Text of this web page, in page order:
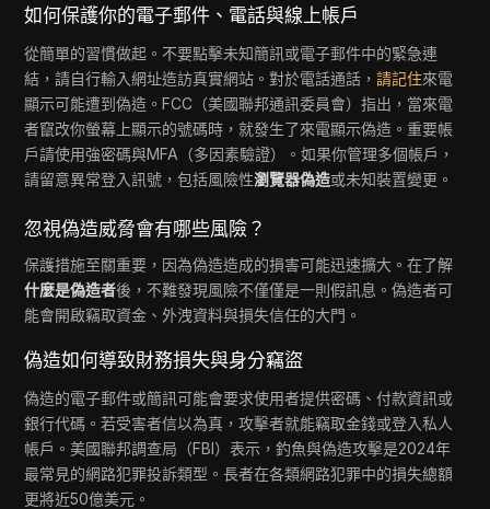
如何保護你的電子郵件、電話與線上帳戶
從簡單的習慣做起。不要點擊未知簡訊或電子郵件中的緊急連
結，請自行輸入網址造訪真實網站。對於電話通話，請記住來電
顯示可能遭到偽造。FCC（美國聯邦通訊委員會）指出，當來電
者竄改你螢幕上顯示的號碼時，就發生了來電顯示偽造。重要帳
戶請使用強密碼與MFA（多因素驗證）。如果你管理多個帳戶，
請留意異常登入訊號，包括風險性瀏覽器偽造或未知裝置變更。
忽視偽造威脅會有哪些風險？
保護措施至關重要，因為偽造造成的損害可能迅速擴大。在了解
什麼是偽造者後，不難發現風險不僅僅是一則假訊息。偽造者可
能會開啟竊取資金、外洩資料與損失信任的大門。
偽造如何導致財務損失與身分竊盜
偽造的電子郵件或簡訊可能會要求使用者提供密碼、付款資訊或
銀行代碼。若受害者信以為真，攻擊者就能竊取金錢或登入私人
帳戶。美國聯邦調查局（FBI）表示，釣魚與偽造攻擊是2024年
最常見的網路犯罪投訴類型。長者在各類網路犯罪中的損失總額
更將近50億美元。